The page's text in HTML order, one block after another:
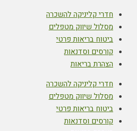
חדרי קליניקה להשכרה
מסלול שיווק מטפלים
ביטוח בריאות פרטי
קורסים וסדנאות
הצהרת בריאות
חדרי קליניקה להשכרה
מסלול שיווק מטפלים
ביטוח בריאות פרטי
קורסים וסדנאות